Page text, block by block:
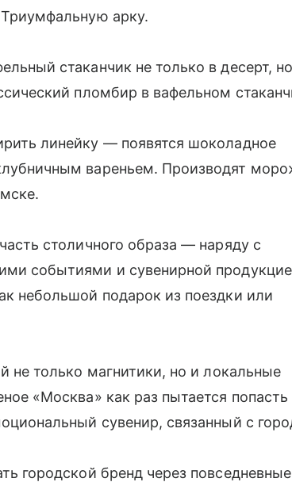
арку.
стаканчик не только в десерт,
пломбир в вафельном
линейку — появятся шоколадное
вареньем. Производят
столичного образа — наряду с
событиями и сувенирной
небольшой подарок из поездки или
не только магнитики, но и локальные
«Москва» как раз пытается попасть
сувенир, связанный с
городской бренд через повседневные